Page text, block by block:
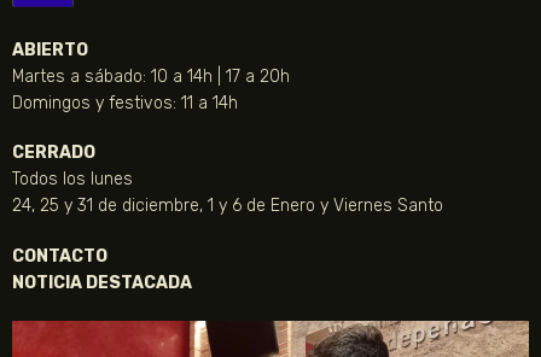
ABIERTO
Martes a sábado: 10 a 14h | 17 a 20h
Domingos y festivos: 11 a 14h
CERRADO
Todos los lunes
24, 25 y 31 de diciembre, 1 y 6 de Enero y Viernes Santo
CONTACTO
NOTICIA DESTACADA